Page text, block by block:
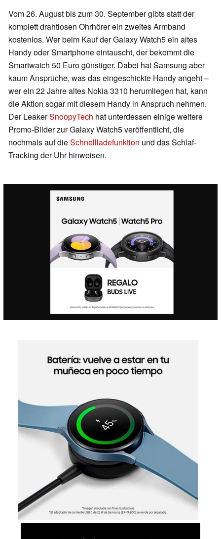
Vom 26. August bis zum 30. September gibts statt der
komplett drahtlosen Ohrhörer ein zweites Armband
kostenlos. Wer beim Kauf der Galaxy Watch5 ein altes
Handy oder Smartphone eintauscht, der bekommt die
Smartwatch 50 Euro günstiger. Dabei hat Samsung aber
kaum Ansprüche, was das eingeschickte Handy angeht –
wer ein 22 Jahre altes Nokia 3310 herumliegen hat, kann
die Aktion sogar mit diesem Handy in Anspruch nehmen.
Der LeakerSnoopyTech hat unterdessen einige weitere
Promo-Bilder zur Galaxy Watch5 veröffentlicht, die
nochmals auf dieSchnellladefunktion und das Schlaf-
Tracking der Uhr hinweisen.